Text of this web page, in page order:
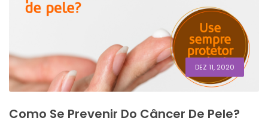
DEZ 11, 2020
Como Se Prevenir Do Câncer De Pele?